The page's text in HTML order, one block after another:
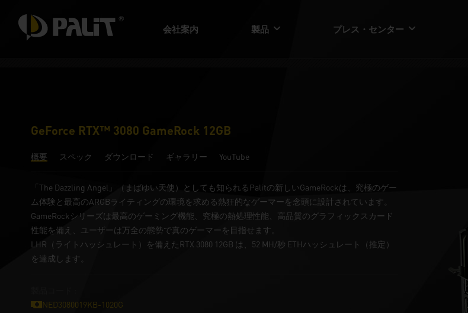
会社案内 製品 プレス・センター
GeForce RTX™ 3080 GameRock 12GB
概要 スペック ダウンロード ギャラリー YouTube
「The Dazzling Angel」（まばゆい天使）としても知られるPalitの新しいGameRockは、究極のゲー
ム体験と最高のARGBライティングの環境を求める熱狂的なゲーマーを念頭に設計されています。
GameRockシリーズは最高のゲーミング機能、究極の熱処理性能、高品質のグラフィックスカード
性能を備え、ユーザーは万全の態勢で真のゲーマーを目指せます。
LHR（ライトハッシュレート）を備えたRTX 3080 12GB は、52 MH/秒 ETHハッシュレート（推定）
を達成します。
NED3080019KB-1020G